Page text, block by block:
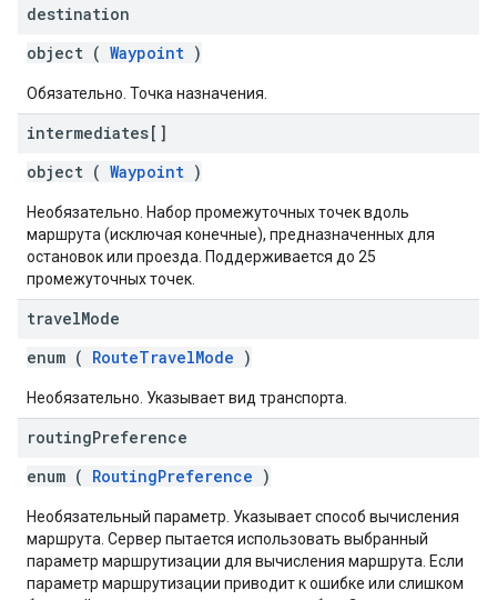
destination
object ( Waypoint )
Обязательно. Точка назначения.
intermediates[]
object ( Waypoint )
Необязательно. Набор промежуточных точек вдоль
маршрута (исключая конечные), предназначенных для
остановок или проезда. Поддерживается до 25
промежуточных точек.
travelMode
enum ( RouteTravelMode )
Необязательно. Указывает вид транспорта.
routingPreference
enum ( RoutingPreference )
Необязательный параметр. Указывает способ вычисления
маршрута. Сервер пытается использовать выбранный
параметр маршрутизации для вычисления маршрута. Если
параметр маршрутизации приводит к ошибке или слишком